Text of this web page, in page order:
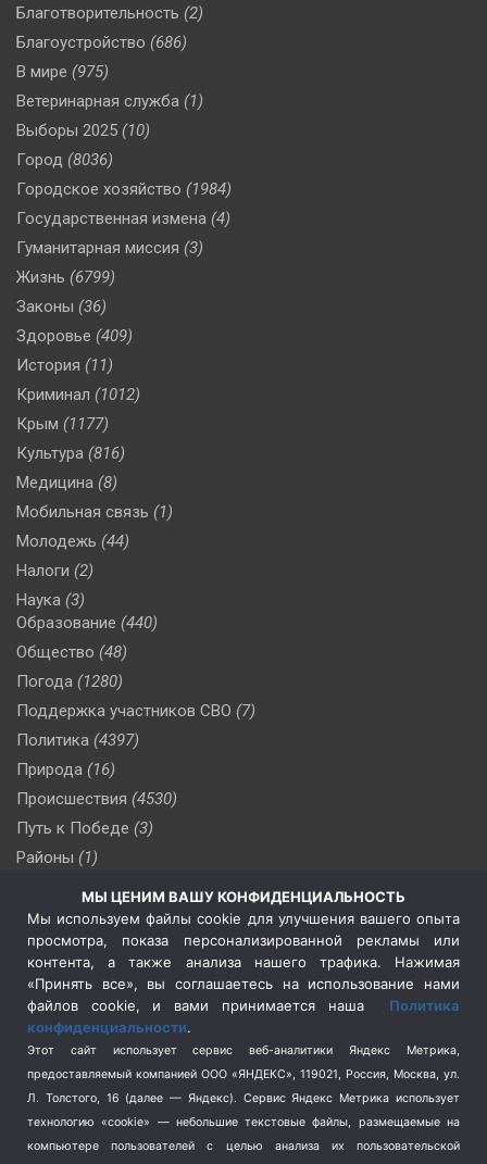
Благотворительность (2)
Благоустройство (686)
В мире (975)
Ветеринарная служба (1)
Выборы 2025 (10)
Город (8036)
Городское хозяйство (1984)
Государственная измена (4)
Гуманитарная миссия (3)
Жизнь (6799)
Законы (36)
Здоровье (409)
История (11)
Криминал (1012)
Крым (1177)
Культура (816)
Медицина (8)
Мобильная связь (1)
Молодежь (44)
Налоги (2)
Наука (3)
Образование (440)
Общество (48)
Погода (1280)
Поддержка участников СВО (7)
Политика (4397)
Природа (16)
Происшествия (4530)
Путь к Победе (3)
Районы (1)
(510)
Сельское хозяйство (3)
Социальная политика
(3)
Спецоперация в Украине
Спецоперация на Украине
(404)
Спорт (740)
Терроризм (1)
Транспорт (262)
Туризм (178)
МЫ ЦЕНИМ ВАШУ КОНФИДЕНЦИАЛЬНОСТЬ
Мы используем файлы cookie для улучшения вашего опыта
просмотра, показа персонализированной рекламы или
контента, а также анализа нашего трафика. Нажимая
«Принять все», вы соглашаетесь на использование нами
файлов cookie, и вами принимается наша Политика
конфиденциальности.
Этот сайт использует сервис веб-аналитики Яндекс Метрика,
предоставляемый компанией ООО «ЯНДЕКС», 119021, Россия, Москва, ул.
Л. Толстого, 16 (далее — Яндекс). Сервис Яндекс Метрика использует
технологию «cookie» — небольшие текстовые файлы, размещаемые на
компьютере пользователей с целью анализа их пользовательской